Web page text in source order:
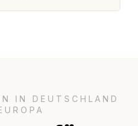
IN DEUTSCHLAND